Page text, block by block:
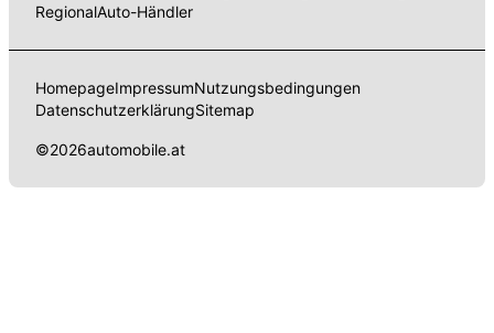
RegionalAuto-Händler
HomepageImpressumNutzungsbedingungen
DatenschutzerklärungSitemap
©2026automobile.at